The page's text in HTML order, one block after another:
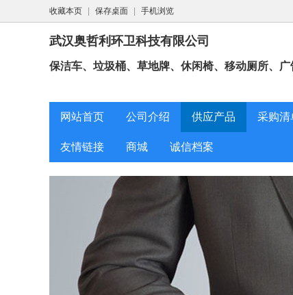
收藏本页 保存桌面 手机浏览
武汉奥哲利环卫科技有限公司
保洁车、垃圾桶、草地牌、休闲椅、移动厕所、
网站首页 公司介绍 供应产品 采购清
友情链接 商城 诚信档案